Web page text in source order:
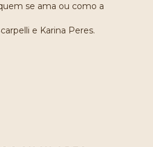
se ama ou como a
e Karina Peres.